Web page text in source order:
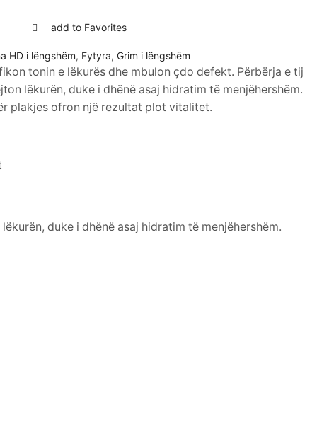
add to Favorites
HD i lëngshëm, Fytyra, Grim i lëngshëm
tonin e lëkurës dhe mbulon çdo defekt. Përbërja e tij
lëkurën, duke i dhënë asaj hidratim të menjëhershëm.
plakjes ofron një rezultat plot vitalitet.
duke i dhënë asaj hidratim të menjëhershëm.